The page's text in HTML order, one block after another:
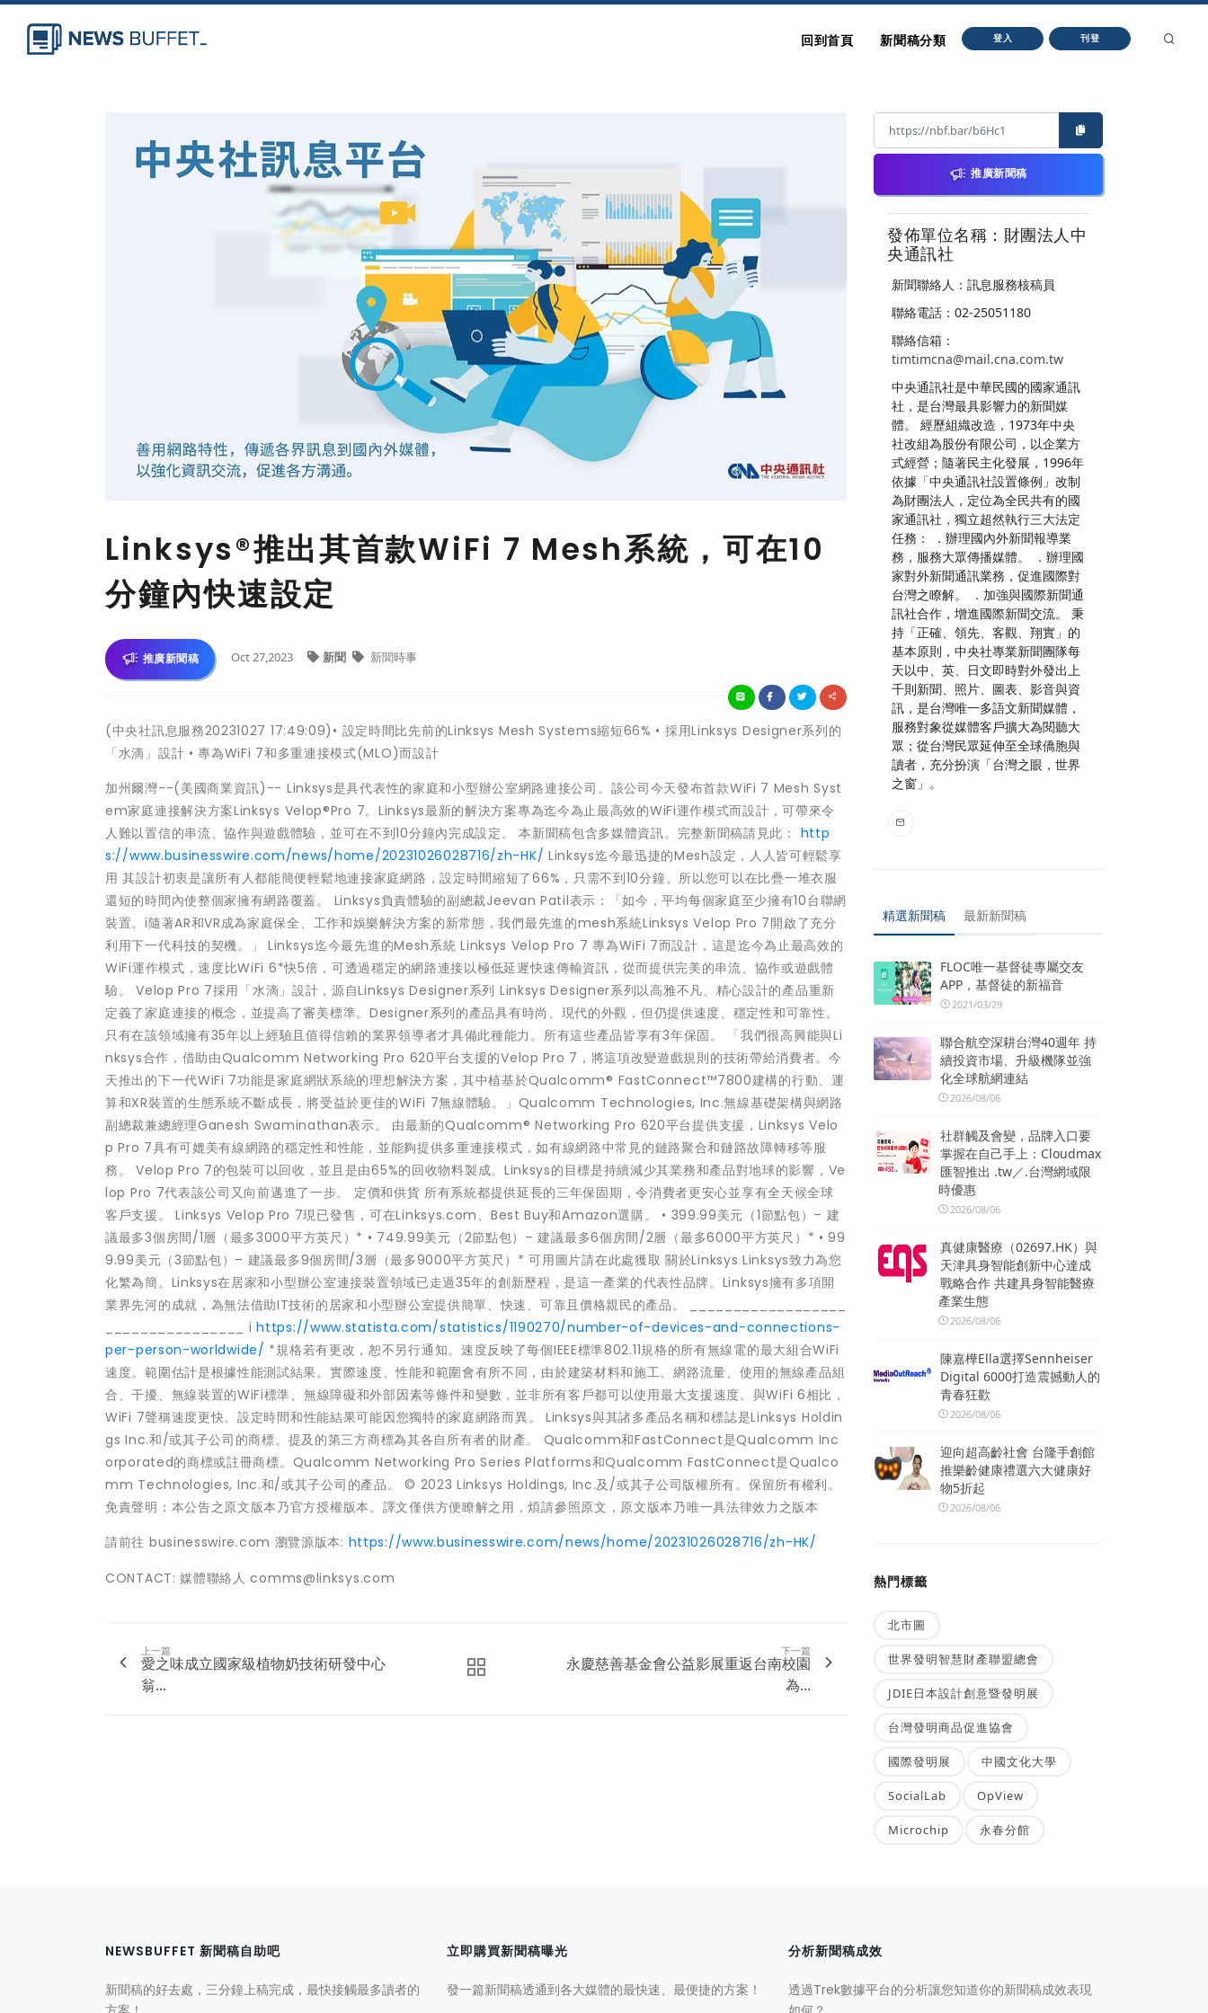
回到首頁 新聞稿分類 登入 刊登
Linksys®推出其首款WiFi 7 Mesh系統，可在10
分鐘內快速設定
推廣新聞稿 Oct 27,2023 新聞 新聞時事
(中央社訊息服務20231027 17:49:09)• 設定時間比先前的Linksys Mesh Systems縮短66% • 採用Linksys Designer系列的
「水滴」設計 • 專為WiFi 7和多重連接模式(MLO)而設計
加州爾灣--(美國商業資訊)-- Linksys是具代表性的家庭和小型辦公室網路連接公司。該公司今天發布首款WiFi 7 Mesh Syst
em家庭連接解決方案Linksys Velop®Pro 7。Linksys最新的解決方案專為迄今為止最高效的WiFi運作模式而設計，可帶來令
人難以置信的串流、協作與遊戲體驗，並可在不到10分鐘內完成設定。 本新聞稿包含多媒體資訊。完整新聞稿請見此： http
s://www.businesswire.com/news/home/20231026028716/zh-HK/ Linksys迄今最迅捷的Mesh設定，人人皆可輕鬆享
用 其設計初衷是讓所有人都能簡便輕鬆地連接家庭網路，設定時間縮短了66%，只需不到10分鐘。所以您可以在比疊一堆衣服
還短的時間內使整個家擁有網路覆蓋。 Linksys負責體驗的副總裁Jeevan Patil表示：「如今，平均每個家庭至少擁有10台聯網
裝置。i隨著AR和VR成為家庭保全、工作和娛樂解決方案的新常態，我們最先進的mesh系統Linksys Velop Pro 7開啟了充分
利用下一代科技的契機。」 Linksys迄今最先進的Mesh系統 Linksys Velop Pro 7 專為WiFi 7而設計，這是迄今為止最高效的
WiFi運作模式，速度比WiFi 6*快5倍，可透過穩定的網路連接以極低延遲快速傳輸資訊，從而提供完美的串流、協作或遊戲體
驗。 Velop Pro 7採用「水滴」設計，源自Linksys Designer系列 Linksys Designer系列以高雅不凡、精心設計的產品重新
定義了家庭連接的概念，並提高了審美標準。Designer系列的產品具有時尚、現代的外觀，但仍提供速度、穩定性和可靠性。
只有在該領域擁有35年以上經驗且值得信賴的業界領導者才具備此種能力。所有這些產品皆享有3年保固。 「我們很高興能與Li
nksys合作，借助由Qualcomm Networking Pro 620平台支援的Velop Pro 7，將這項改變遊戲規則的技術帶給消費者。今
天推出的下一代WiFi 7功能是家庭網狀系統的理想解決方案，其中植基於Qualcomm® FastConnect™7800建構的行動、運
算和XR裝置的生態系統不斷成長，將受益於更佳的WiFi 7無線體驗。」Qualcomm Technologies, Inc.無線基礎架構與網路
副總裁兼總經理Ganesh Swaminathan表示。 由最新的Qualcomm® Networking Pro 620平台提供支援，Linksys Velo
p Pro 7具有可媲美有線網路的穩定性和性能，並能夠提供多重連接模式，如有線網路中常見的鏈路聚合和鏈路故障轉移等服
務。 Velop Pro 7的包裝可以回收，並且是由65%的回收物料製成。Linksys的目標是持續減少其業務和產品對地球的影響，Ve
lop Pro 7代表該公司又向前邁進了一步。 定價和供貨 所有系統都提供延長的三年保固期，令消費者更安心並享有全天候全球
客戶支援。 Linksys Velop Pro 7現已發售，可在Linksys.com、Best Buy和Amazon選購。 • 399.99美元（1節點包）– 建
議最多3個房間/1層（最多3000平方英尺）* • 749.99美元（2節點包）– 建議最多6個房間/2層（最多6000平方英尺）* • 99
9.99美元（3節點包）– 建議最多9個房間/3層（最多9000平方英尺）* 可用圖片請在此處獲取 關於Linksys Linksys致力為您
化繁為簡。Linksys在居家和小型辦公室連接裝置領域已走過35年的創新歷程，是這一產業的代表性品牌。Linksys擁有多項開
業界先河的成就，為無法借助IT技術的居家和小型辦公室提供簡單、快速、可靠且價格親民的產品。 __________________
________________ ihttps://www.statista.com/statistics/1190270/number-of-devices-and-connections-
per-person-worldwide/ *規格若有更改，恕不另行通知。速度反映了每個IEEE標準802.11規格的所有無線電的最大組合WiFi
速度。範圍估計是根據性能測試結果。實際速度、性能和範圍會有所不同，由於建築材料和施工、網路流量、使用的無線產品組
合、干擾、無線裝置的WiFi標準、無線障礙和外部因素等條件和變數，並非所有客戶都可以使用最大支援速度。與WiFi 6相比，
WiFi 7聲稱速度更快。設定時間和性能結果可能因您獨特的家庭網路而異。 Linksys與其諸多產品名稱和標誌是Linksys Holdin
gs Inc.和/或其子公司的商標。提及的第三方商標為其各自所有者的財產。 Qualcomm和FastConnect是Qualcomm Inc
orporated的商標或註冊商標。Qualcomm Networking Pro Series Platforms和Qualcomm FastConnect是Qualco
mm Technologies, Inc.和/或其子公司的產品。 © 2023 Linksys Holdings, Inc.及/或其子公司版權所有。保留所有權利。
免責聲明：本公告之原文版本乃官方授權版本。譯文僅供方便瞭解之用，煩請參照原文，原文版本乃唯一具法律效力之版本
請前往 businesswire.com 瀏覽源版本: https://www.businesswire.com/news/home/20231026028716/zh-HK/
CONTACT: 媒體聯絡人 comms@linksys.com
上一篇
愛之味成立國家級植物奶技術研發中心
翁...
下一篇
永慶慈善基金會公益影展重返台南校園
為...
推廣新聞稿
發佈單位名稱：財團法人中
央通訊社
新聞聯絡人：訊息服務核稿員
聯絡電話：02-25051180
聯絡信箱：
timtimcna@mail.cna.com.tw
中央通訊社是中華民國的國家通訊
社，是台灣最具影響力的新聞媒
體。 經歷組織改造，1973年中央
社改組為股份有限公司，以企業方
式經營；隨著民主化發展，1996年
依據「中央通訊社設置條例」改制
為財團法人，定位為全民共有的國
家通訊社，獨立超然執行三大法定
任務： ．辦理國內外新聞報導業
務，服務大眾傳播媒體。 ．辦理國
家對外新聞通訊業務，促進國際對
台灣之瞭解。 ．加強與國際新聞通
訊社合作，增進國際新聞交流。 秉
持「正確、領先、客觀、翔實」的
基本原則，中央社專業新聞團隊每
天以中、英、日文即時對外發出上
千則新聞、照片、圖表、影音與資
訊，是台灣唯一多語文新聞媒體，
服務對象從媒體客戶擴大為閱聽大
眾；從台灣民眾延伸至全球僑胞與
讀者，充分扮演「台灣之眼，世界
之窗」。
精選新聞稿 最新新聞稿
FLOC唯一基督徒專屬交友
APP，基督徒的新福音
2021/03/29
聯合航空深耕台灣40週年 持
續投資市場、升級機隊並強
化全球航網連結
2026/08/06
社群觸及會變，品牌入口要
掌握在自己手上：Cloudmax
匯智推出 .tw／.台灣網域限
時優惠
2026/08/06
真健康醫療（02697.HK）與
天津具身智能創新中心達成
戰略合作 共建具身智能醫療
產業生態
2026/08/06
陳嘉樺Ella選擇Sennheiser
Digital 6000打造震撼動人的
青春狂歡
2026/08/06
迎向超高齡社會 台隆手創館
推樂齡健康禮選六大健康好
物5折起
2026/08/06
熱門標籤
北市圖
世界發明智慧財產聯盟總會
JDIE日本設計創意暨發明展
台灣發明商品促進協會
國際發明展 中國文化大學
SocialLab OpView
Microchip 永春分館
NEWSBUFFET 新聞稿自助吧
新聞稿的好去處，三分鐘上稿完成，最快接觸最多讀者的
立即購買新聞稿曝光
發一篇新聞稿透通到各大媒體的最快速、最便捷的方案！
分析新聞稿成效
透過Trek數據平台的分析讓您知道你的新聞稿成效表現